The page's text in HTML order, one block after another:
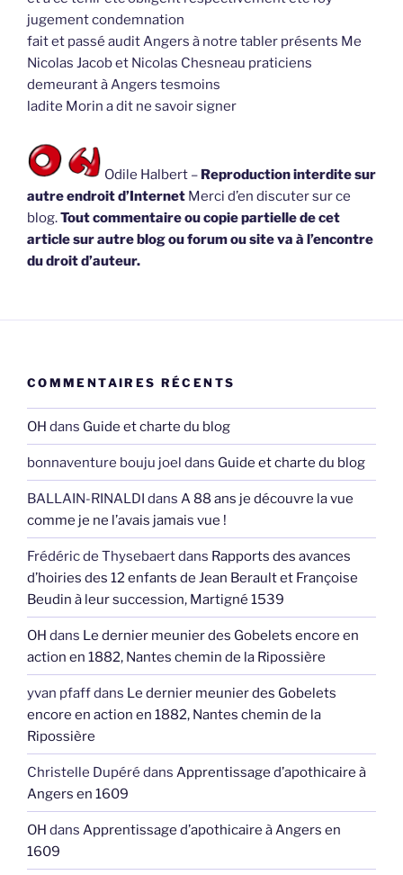
jugement condemnation
fait et passé audit Angers à notre tabler présents Me
Nicolas Jacob et Nicolas Chesneau praticiens
demeurant à Angers tesmoins
ladite Morin a dit ne savoir signer
Odile Halbert – Reproduction interdite sur
autre endroit d’Internet Merci d’en discuter sur ce
blog.Tout commentaire ou copie partielle de cet
article sur autre blog ou forum ou site va à l’encontre
du droit d’auteur.
COMMENTAIRES RÉCENTS
OH dans Guide et charte du blog
bonnaventure bouju joel dans Guide et charte du blog
BALLAIN-RINALDI dans A 88 ans je découvre la vue
comme je ne l’avais jamais vue !
Frédéric de Thysebaertdans Rapports des avances
d’hoiries des 12 enfants de Jean Berault et Françoise
Beudin à leur succession, Martigné 1539
OH dans Le dernier meunier des Gobelets encore en
action en 1882, Nantes chemin de la Ripossière
yvan pfaffdans Le dernier meunier des Gobelets
encore en action en 1882, Nantes chemin de la
Ripossière
Christelle Dupéré dans Apprentissage d’apothicaire à
Angers en 1609
OH dans Apprentissage d’apothicaire à Angers en
1609